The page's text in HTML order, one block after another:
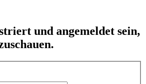
und angemeldet sein,